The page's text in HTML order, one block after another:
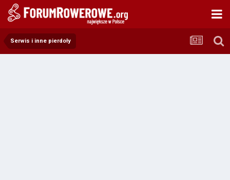
Serwis i inne pierdoły